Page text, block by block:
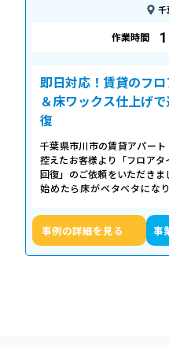
千
作業時間
即日対応！賃貸のフ
＆床ワックス仕上げ
復
千葉県市川市の賃貸アパー
控えたお客様より「フロア
回復」のご依頼をいただきま
始めたら床がベタベタにな
事例の詳細を見る 事